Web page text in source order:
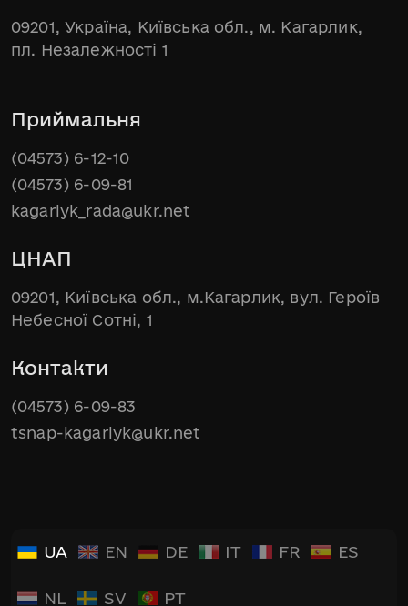
09201, Україна, Київська обл., м. Кагарлик,
пл. Незалежності 1
Приймальня
(04573) 6-12-10
(04573) 6-09-81
kagarlyk_rada@ukr.net
ЦНАП
09201, Київська обл., м.Кагарлик, вул. Героїв
Небесної Сотні, 1
Контакти
(04573) 6-09-83
tsnap-kagarlyk@ukr.net
UA EN DE IT FR ES
NL SV PT